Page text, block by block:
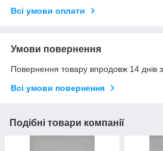
Всі умови оплати
Умови повернення
Повернення товару впродовж 14 днів
Всі умови повернення
Подібні товари компанії